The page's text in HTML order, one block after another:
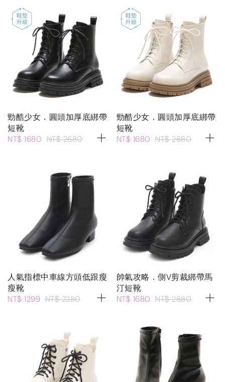
勁酷少女．圓頭加厚底綁帶
短靴
NT$ 1680 NT$ 2680
勁酷少女．圓頭加厚底綁帶
短靴
NT$ 1680 NT$ 2680
人氣指標中車線方頭低跟瘦
瘦靴
NT$ 1299 NT$ 2280
帥氣攻略．側V剪裁綁帶馬
汀短靴
NT$ 1680 NT$ 2680